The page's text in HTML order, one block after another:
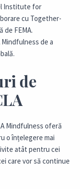
Institute for
cu Together-
de FEMA.
de a
de
Mindfulness oferă
o înțelegere mai
atât pentru cei
care vor să continue